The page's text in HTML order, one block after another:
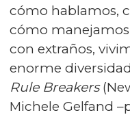
cómo hablamos,
cómo
con extraños,
enorme
Rule Breakers
Michele Gelfand